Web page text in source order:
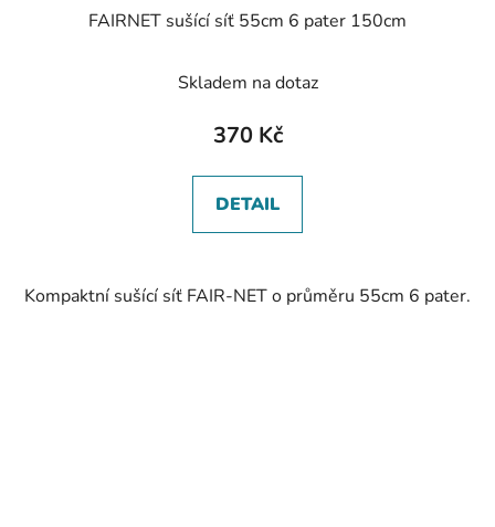
FAIRNET sušící síť 55cm 6 pater 150cm
Skladem na dotaz
370 Kč
DETAIL
Kompaktní sušící síť FAIR-NET o průměru 55cm 6 pater.